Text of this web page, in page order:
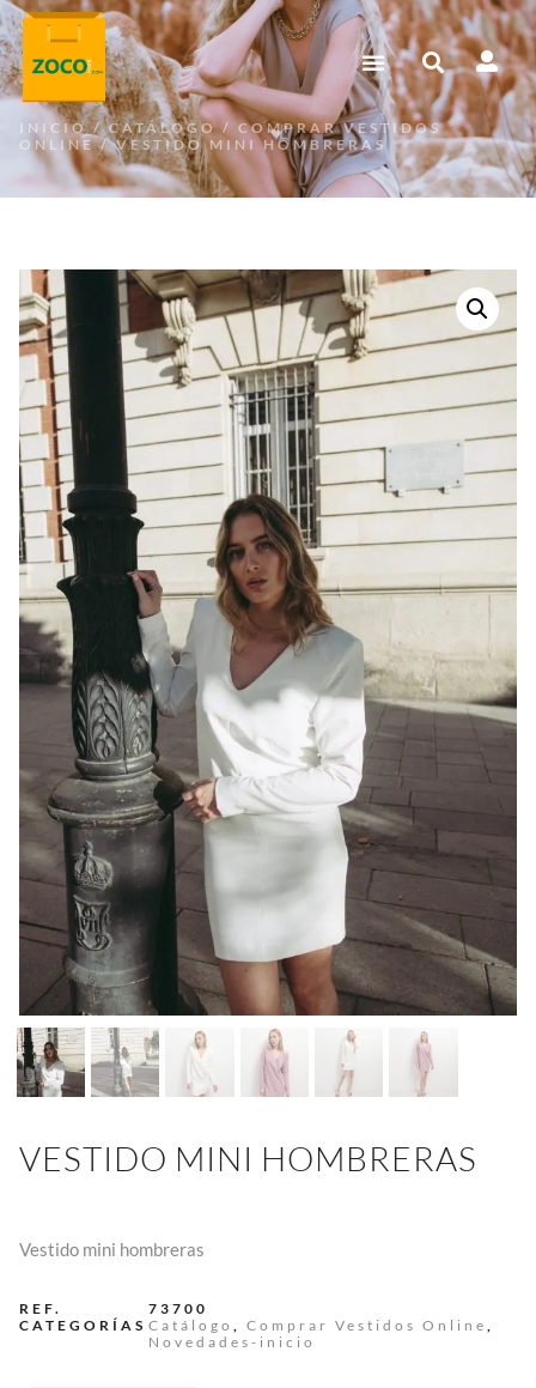
INICIO/CATÁLOGO/ COMPRAR VESTIDOS
ONLINE/ VESTIDO MINI HOMBRERAS
VESTIDO MINI HOMBRERAS
Vestido mini hombreras
REF.
73700
CATEGORÍAS Catálogo Comprar Vestidos Online
Novedades-inicio